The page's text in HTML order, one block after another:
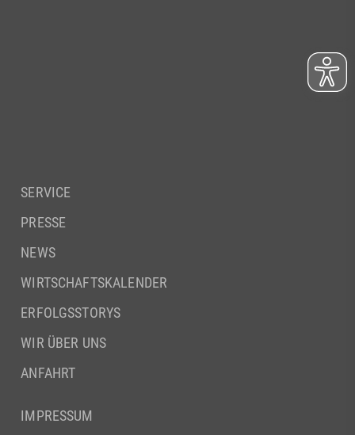
SERVICE
PRESSE
NEWS
WIRTSCHAFTSKALENDER
ERFOLGSSTORYS
WIR ÜBER UNS
ANFAHRT
IMPRESSUM